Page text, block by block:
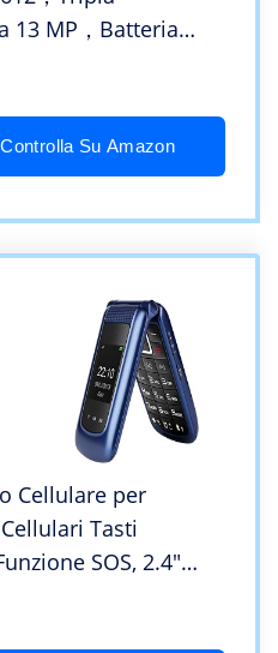
13 MP，Batteria
，Schermo intero da
Controlla Su Amazon
Cellulare per
Tasti
SOS, 2.4″
2.4(Blu)…